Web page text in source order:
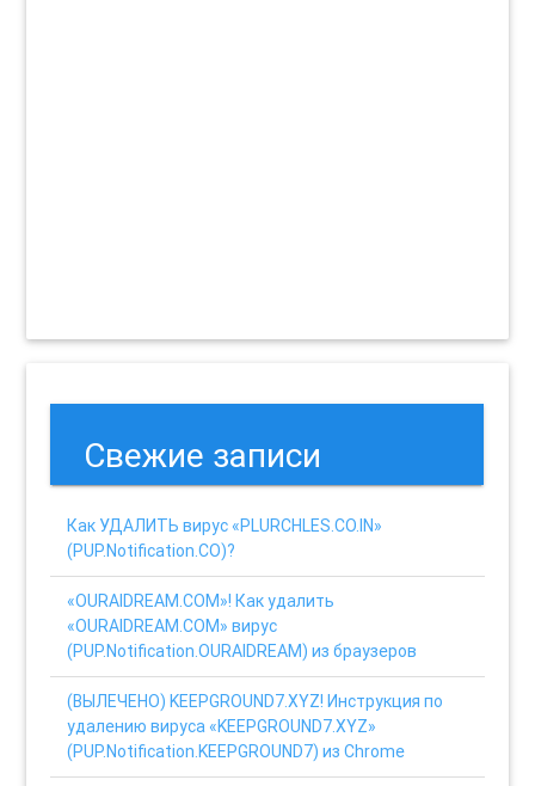
Свежие записи
Как УДАЛИТЬ вирус «PLURCHLES.CO.IN»
(PUP.Notification.CO)?
«OURAIDREAM.COM»! Как удалить
«OURAIDREAM.COM» вирус
(PUP.Notification.OURAIDREAM) из браузеров
(ВЫЛЕЧЕНО) KEEPGROUND7.XYZ! Инструкция по
удалению вируса «KEEPGROUND7.XYZ»
(PUP.Notification.KEEPGROUND7) из Chrome